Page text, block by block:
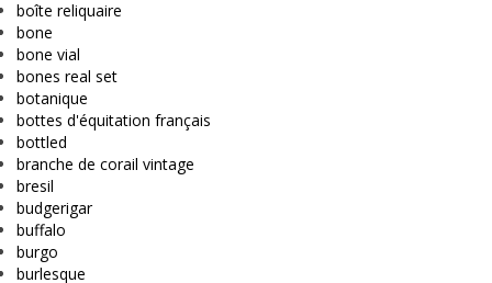
boîte reliquaire
bone
bone vial
bones real set
botanique
bottes d'équitation français
bottled
branche de corail vintage
bresil
budgerigar
buffalo
burgo
burlesque